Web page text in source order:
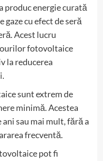
produc energie curată
cu efect de seră
Acest lucru
fotovoltaice
la reducerea
sunt extrem de
minimă. Acestea
sau mai mult, fără a
frecventă.
pot fi